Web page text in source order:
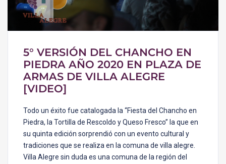
5° VERSIÓN DEL CHANCHO EN
PIEDRA AÑO 2020 EN PLAZA DE
ARMAS DE VILLA ALEGRE
[VIDEO]
Todo un éxito fue catalogada la “Fiesta del Chancho en
Piedra, la Tortilla de Rescoldo y Queso Fresco” la que en
su quinta edición sorprendió con un evento cultural y
tradiciones que se realiza en la comuna de villa alegre.
Villa Alegre sin duda es una comuna de la región del